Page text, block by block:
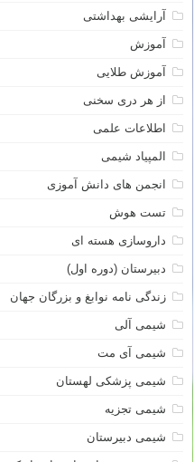
آرایشی بهداشتی
آموزش
آموزش طلایی
از هر دری سخنی
اطلاعات علمی
المپیاد شیمی
انجمن های دانش آموزی
تست هوش
داروسازی هسته ای
دبیرستان (دوره اول)
زندگی نامه نوابغ و بزرگان جهان
شیمی آلی
شیمی آی مت
شیمی پزشکی لهستان
شیمی تجزیه
شیمی دبیرستان